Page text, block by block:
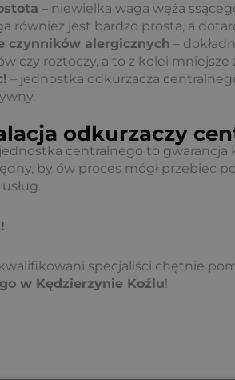
– niewielka waga węża
również jest bardzo prosta, a
czynników alergicznych –
czy roztoczy, a to z kolei mniejsze
– jednostka odkurzacza
odkurzaczy
centralnego to
by ów proces mógł przebiec
specjaliści chętnie
w Kędzierzynie Koźlu!